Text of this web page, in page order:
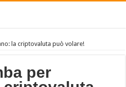
la criptovaluta può volare!
per